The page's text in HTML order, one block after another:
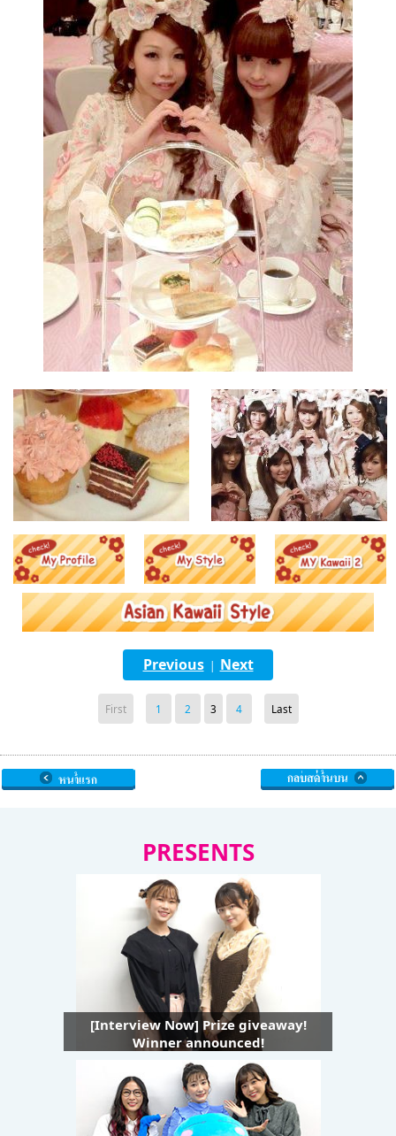
Previous| Next
First 1 2 3 4 Last
PRESENTS
[Interview Now] Prize giveaway!
Winner announced!